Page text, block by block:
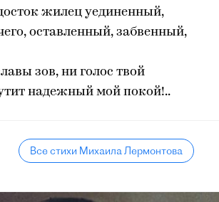
жилец уединенный,
оставленный, забвенный,
зов, ни голос твой
надежный мой покой!..
Все стихи Михаила Лермонтова